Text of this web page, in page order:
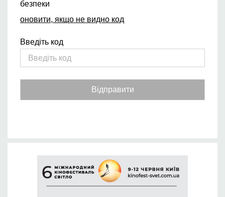
оновити, якщо не видно код
Введіть код
Відправити